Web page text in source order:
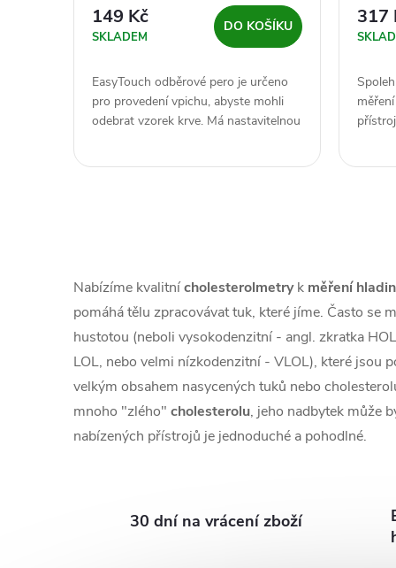
149 Kč
SKLADEM
DO KOŠÍKU
EasyTouch odběrové pero je určeno
pro provedení vpichu, abyste mohli
odebrat vzorek krve. Má nastavitelnou
317
v
l
á
d
a
Nabízíme kvalitnícholesterolmetry k měření
pomáhá tělu zpracovávat tuk, které jíme. Často se
hustotou (neboli vysokodenzitní - angl. zkratka
LOL, nebo velmi nízkodenzitní - VLOL), které jsou
velkým obsahem nasycených tuků nebo
mnoho "zlého" cholesterolu, jeho nadbytek může
nabízených přístrojů je jednoduché a pohodlné.
30 dní na vrácení zboží